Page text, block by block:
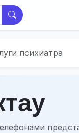
психиатра